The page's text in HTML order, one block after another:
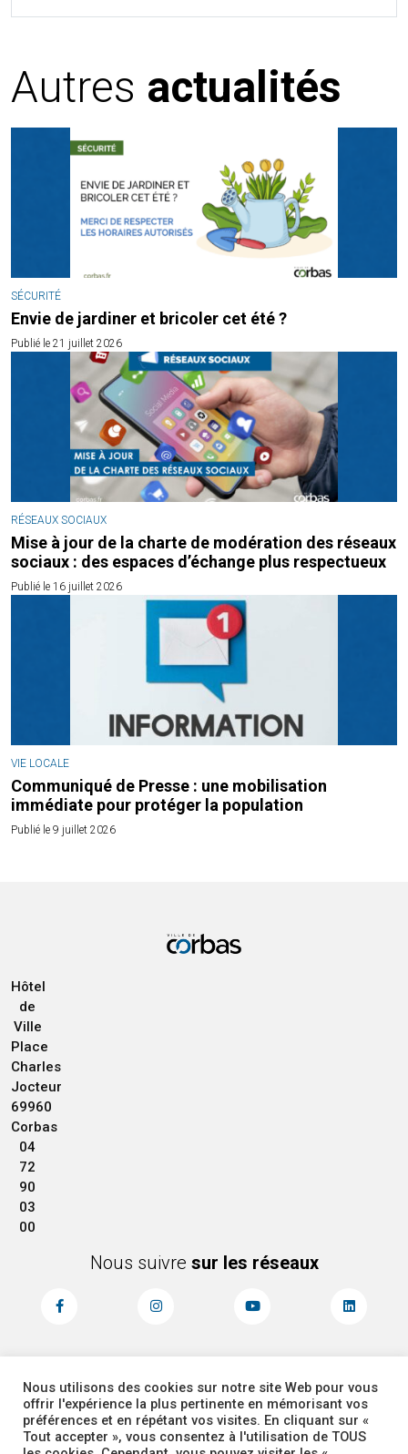
Autres actualités
SÉCURITÉ
Envie de jardiner et bricoler cet été ?
Publié le 21 juillet 2026
RÉSEAUX SOCIAUX
Mise à jour de la charte de modération des réseaux
sociaux : des espaces d’échange plus respectueux
Publié le 16 juillet 2026
VIE LOCALE
Communiqué de Presse : une mobilisation
immédiate pour protéger la population
Publié le 9 juillet 2026
Hôtel
de
Ville
Place
Charles
Jocteur
69960
Corbas
04
72
90
03
00
Nous suivre sur les réseaux
MENTIONS LÉGALES
PLAN DU SITE
ACCESSIBILITÉ
ADMINISTRATEUR
Nous utilisons des cookies sur notre site Web pour vous
offrir l'expérience la plus pertinente en mémorisant vos
préférences et en répétant vos visites. En cliquant sur «
Tout accepter », vous consentez à l'utilisation de TOUS